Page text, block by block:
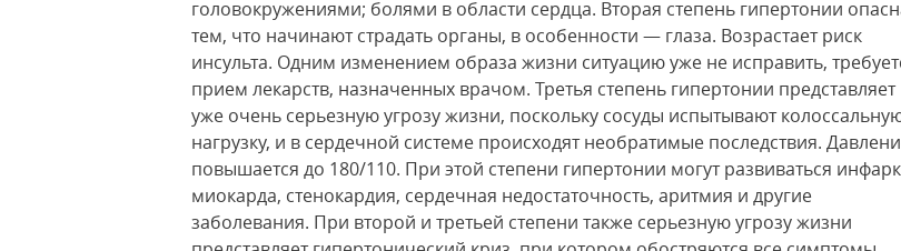
головокружениями; болями в области сердца. Вторая степень гипертонии
тем, что начинают страдать органы, в особенности — глаза. Возрастает риск
инсульта. Одним изменением образа жизни ситуацию уже не исправить,
прием лекарств, назначенных врачом. Третья степень гипертонии представляет
уже очень серьезную угрозу жизни, поскольку сосуды испытывают
нагрузку, и в сердечной системе происходят необратимые последствия.
повышается до 180/110. При этой степени гипертонии могут развиваться
миокарда, стенокардия, сердечная недостаточность, аритмия и другие
заболевания. При второй и третьей степени также серьезную угрозу жизни